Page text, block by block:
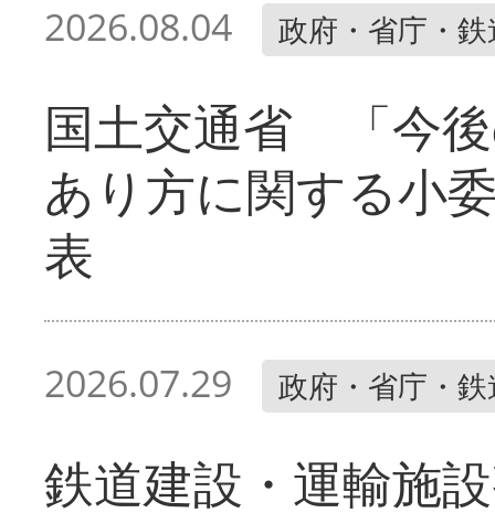
2026.08.04 政府・省庁・
国土交通省 「今
あり方に関する小
表
2026.07.29 政府・省庁・
鉄道建設・運輸施